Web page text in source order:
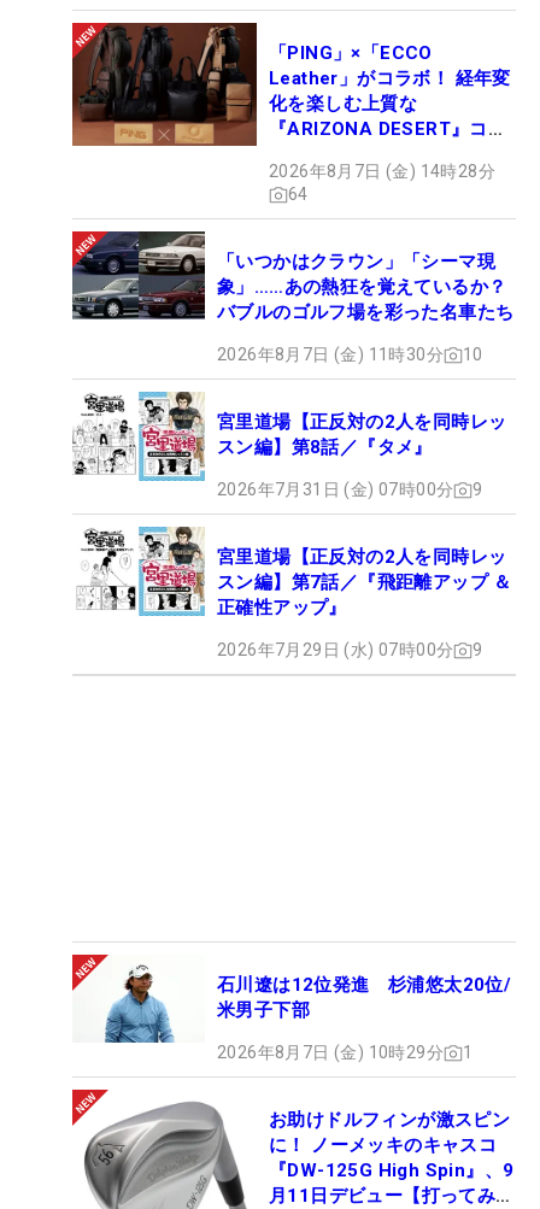
「PING」×「ECCO
Leather」がコラボ！ 経年変
化を楽しむ上質な
『ARIZONA DESERT』コレ
ュー
2026年8月7日 (金) 14時28分
64
「いつかはクラウン」「シーマ現
象」……あの熱狂を覚えているか？
バブルのゴルフ場を彩った名車たち
2026年8月7日 (金) 11時30分 10
宮里道場【正反対の2人を同時レッ
スン編】第8話／『タメ』
2026年7月31日 (金) 07時00分 9
宮里道場【正反対の2人を同時レッ
スン編】第7話／『飛距離アップ ＆
正確性アップ』
2026年7月29日 (水) 07時00分 9
石川遼は12位発進 杉浦悠太20位/
米男子下部
2026年8月7日 (金) 10時29分 1
お助けドルフィンが激スピン
に！ ノーメッキのキャスコ
『DW-125G High Spin』、9
月11日デビュー【打ってみ